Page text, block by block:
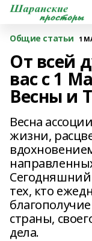
Общие статьи 1
От всей
вас с 1
Весны и
Весна
жизни,
Сегодняшний
тех, кто
страны,
дела.